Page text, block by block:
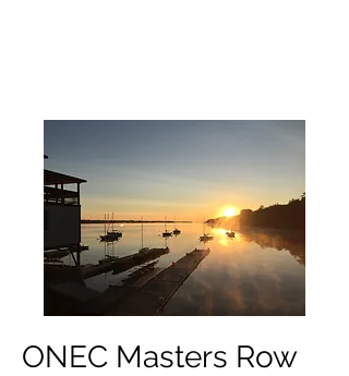
ONEC Masters Row